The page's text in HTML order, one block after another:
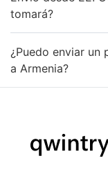
tomará?
¿Puedo enviar un
a Armenia?